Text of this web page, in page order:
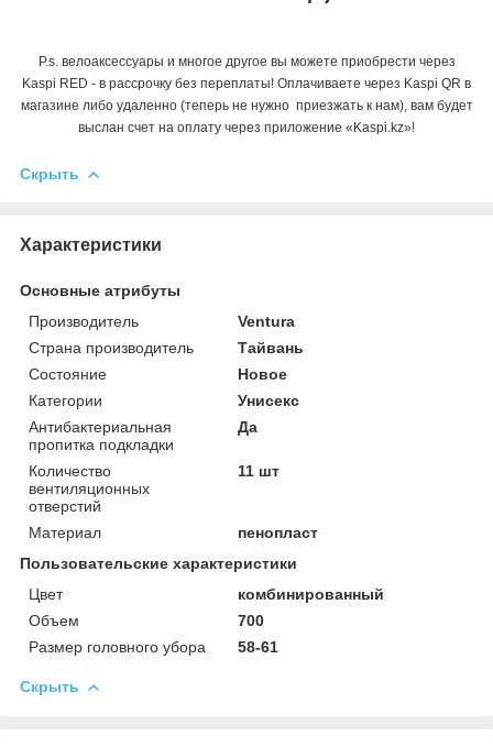
P.s. велоаксессуары и многое другое вы можете приобрести через
Kaspi RED - в рассрочку без переплаты! Оплачиваете через Kaspi QR в
магазине либо удаленно (теперь не нужно приезжать к нам), вам будет
выслан счет на оплату через приложение «Kaspi.kz»!
Скрыть
Характеристики
Основные атрибуты
Производитель
Ventura
Страна производитель
Тайвань
Состояние
Новое
Категории
Унисекс
Антибактериальная
пропитка подкладки
Да
Количество
вентиляционных
отверстий
11 шт
Материал
пенопласт
Пользовательские характеристики
Цвет
комбинированный
Объем
700
Размер головного убора
58-61
Скрыть